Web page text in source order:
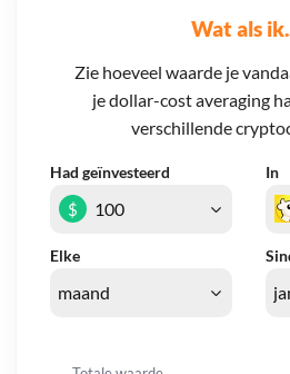
Wat als
Zie hoeveel waarde je
je dollar-cost averaging
verschillende
Had geïnvesteerd In
Elke
$